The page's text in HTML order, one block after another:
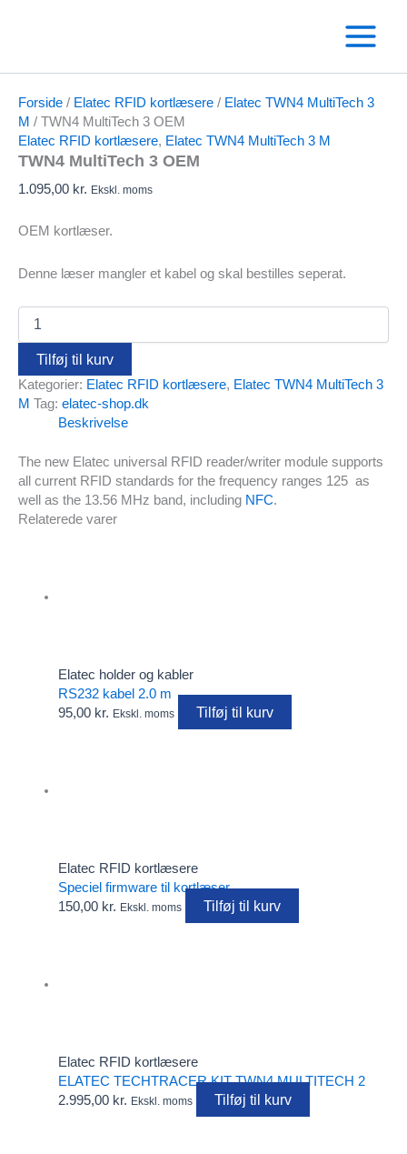
Forside / Elatec RFID kortlæsere / Elatec TWN4 MultiTech 3
M / TWN4 MultiTech 3 OEM
Elatec RFID kortlæsere, Elatec TWN4 MultiTech 3 M
TWN4 MultiTech 3 OEM
1.095,00 kr. Ekskl. moms
OEM kortlæser.
Denne læser mangler et kabel og skal bestilles seperat.
TWN4
MultiTech
OEM
antal
Tilføj til kurv
Kategorier: Elatec RFID kortlæsere, Elatec TWN4 MultiTech 3
M Tag: elatec-shop.dk
Beskrivelse
The new Elatec universal RFID reader/writer module supports
all current RFID standards for the frequency ranges 125 as
well as the 13.56 MHz band, including NFC.
Relaterede varer
Elatec holder og kabler
RS232 kabel 2.0 m
95,00 kr. Ekskl. moms Tilføj til kurv
Elatec RFID kortlæsere
Speciel firmware til kortlæser
150,00 kr. Ekskl. moms Tilføj til kurv
Elatec RFID kortlæsere
ELATEC TECHTRACER KIT TWN4 MULTITECH 2
2.995,00 kr. Ekskl. moms Tilføj til kurv